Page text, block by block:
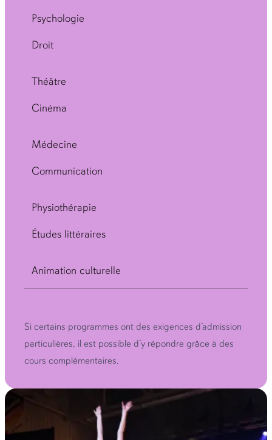
Psychologie
Droit
Théâtre
Cinéma
Médecine
Communication
Physiothérapie
Études littéraires
Animation culturelle
Si certains programmes ont des exigences d’admission
particulières, il est possible d’y répondre grâce à des
cours complémentaires.